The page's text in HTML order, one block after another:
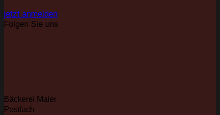
jetzt anmelden
Folgen Sie uns
Bäckerei Maier
Postfach